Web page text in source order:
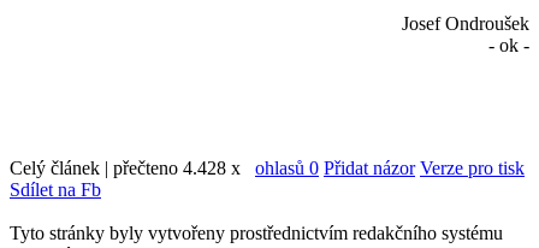
Josef Ondroušek
- ok -
Celý článek | přečteno 4.428 x ohlasů 0 Přidat názor Verze pro tisk
Sdílet na Fb
Tyto stránky byly vytvořeny prostřednictvím redakčního systému